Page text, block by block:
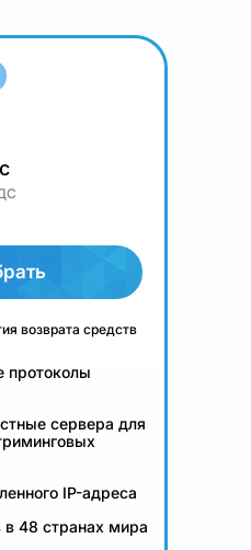
возврата средств
протоколы
сервера для
IP-адреса
в 48 странах мира